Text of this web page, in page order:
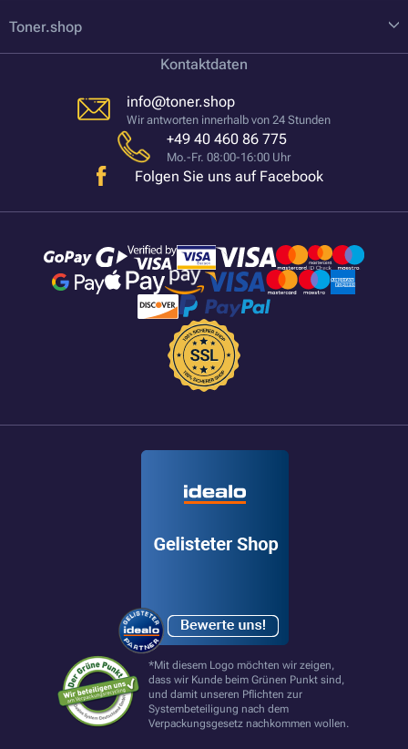
Toner.shop
Kontaktdaten
info@toner.shop
Wir antworten innerhalb von 24 Stunden
+49 40 460 86 775
Mo.-Fr. 08:00-16:00 Uhr
Folgen Sie uns auf Facebook
*Mit diesem Logo möchten wir zeigen,
dass wir Kunde beim Grünen Punkt sind,
und damit unseren Pflichten zur
Systembeteiligung nach dem
Verpackungsgesetz nachkommen wollen.